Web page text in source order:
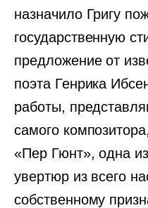
назначило Григу
государственную
предложение от
поэта Генрика
работы,
самого
«Пер Гюнт», одна
увертюр из всего
собственному